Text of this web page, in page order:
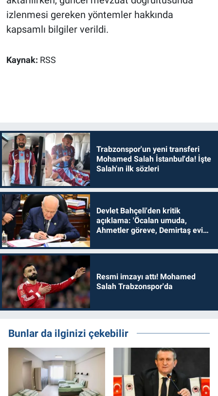
izlenmesi gereken yöntemler hakkında
kapsamlı bilgiler verildi.
Kaynak: RSS
Trabzonspor'un yeni transferi
Mohamed Salah İstanbul'da! İşte
Salah'ın ilk sözleri
Devlet Bahçeli'den kritik
açıklama: 'Öcalan umuda,
Ahmetler göreve, Demirtaş evine
Resmi imzayı attı! Mohamed
Salah Trabzonspor'da
Bunlar da ilginizi çekebilir